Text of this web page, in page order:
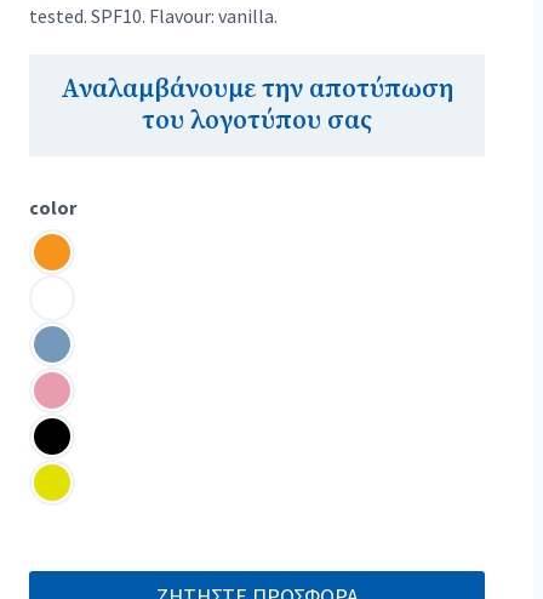
tested. SPF10. Flavour: vanilla.
Αναλαμβάνουμε την αποτύπωση
του λογοτύπου σας
color